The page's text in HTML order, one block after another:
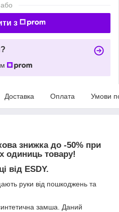
або
з
Доставка Оплата Умови
знижка до -50% при
одиниць товару!
від ESDY.
руки від пошкоджень та
замша. Даний